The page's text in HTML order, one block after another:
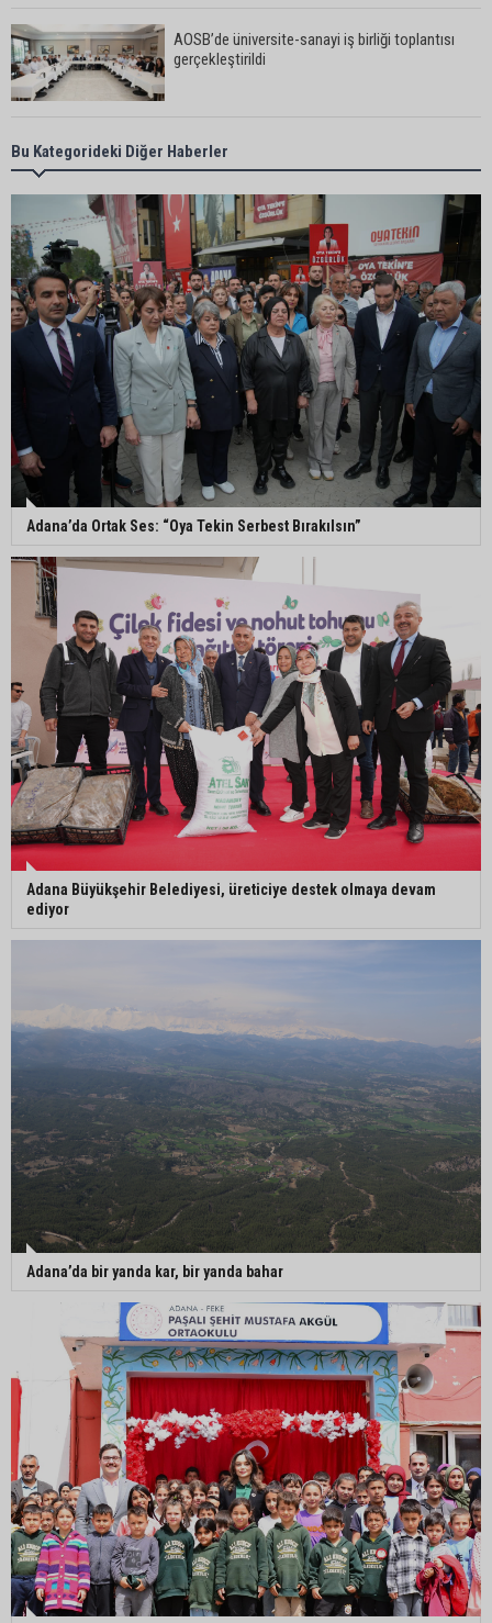
AOSB’de üniversite-sanayi iş birliği toplantısı
gerçekleştirildi
CHP Adana’da ilçe başkanlığı atamaları
netleşiyor
Adana Büyükşehir Yaz Spor Okulları’nda 30 bin
çocuk sporla buluştu
Beşiktaş dosyasında iki tahliye: Özcan Zenger ve
Utku Caner Çaykara serbest bırakıldı
Vali Mustafa Yavuz: “Adana’da huzur ve güven
ortamını daha da güçlendirmek için çalışıyoruz”
Mahkemeden Oya Tekin kararı: Tutukluluk halinin
devamına hükmedildi
Adana’da taziye evinde silahlı kavga kamerada:
Çok sayıda polis ekibi olay yerine sevk edildi
Bu Kategorideki Diğer Haberler
Adana’da Ortak Ses: “Oya Tekin Serbest Bırakılsın”
Adana Büyükşehir Belediyesi, üreticiye destek olmaya devam
ediyor
Adana’da bir yanda kar, bir yanda bahar